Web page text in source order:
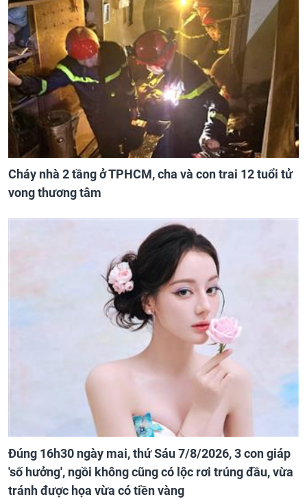
Cháy nhà 2 tầng ở TPHCM, cha và con trai 12 tuổi tử
vong thương tâm
Đúng 16h30 ngày mai, thứ Sáu 7/8/2026, 3 con giáp
'số hưởng', ngồi không cũng có lộc rơi trúng đầu, vừa
tránh được họa vừa có tiền vàng